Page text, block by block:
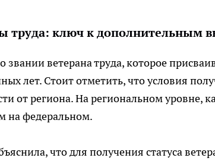
труда: ключ к дополнительным
звании ветерана труда, которое
лет. Стоит отметить, что условия
от региона. На региональном уровне,
на федеральном.
что для получения статуса